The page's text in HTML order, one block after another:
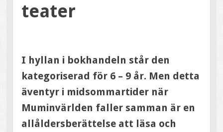
teater
I hyllan i bokhandeln står den
kategoriserad för 6 – 9 år. Men detta
äventyr i midsommartider när
Muminvärlden faller samman är en
allåldersberättelse att läsa och